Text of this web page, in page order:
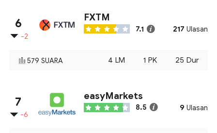
6
-2
FXTM
7.1 217 Ulasan
579 SUARA 4 LM 1 PK 25 Dur
7
-6
easyMarkets
8.5 9 Ulasan